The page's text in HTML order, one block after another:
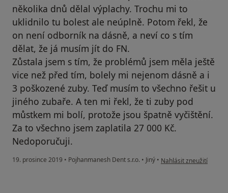
několika dnů dělal výplachy. Trochu mi to
uklidnilo tu bolest ale neúplně. Potom řekl, že
on není odborník na dásně, a neví co s tím
dělat, že já musím jít do FN.
Zůstala jsem s tím, že problémů jsem měla ještě
vice než před tím, bolely mi nejenom dásně a i
3 poškozené zuby. Teď musím to všechno řešit u
jiného zubaře. A ten mi řekl, že ti zuby pod
můstkem mi bolí, protože jsou špatně vyčištění.
Za to všechno jsem zaplatila 27 000 Kč.
Nedoporučuji.
19. prosince 2019 • Pojhanmanesh Dent s.r.o. • Jiný • podle názoru uživatele
Nahlásit zneužití